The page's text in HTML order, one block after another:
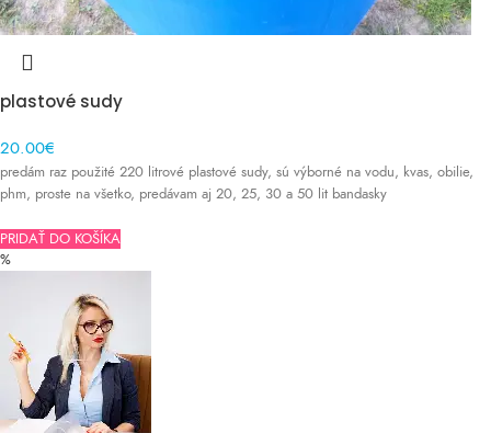
plastové sudy
20.00€
predám raz použité 220 litrové plastové sudy, sú výborné na vodu, kvas, obilie,
phm, proste na všetko, predávam aj 20, 25, 30 a 50 lit bandasky
PRIDAŤ DO KOŠÍKA
%